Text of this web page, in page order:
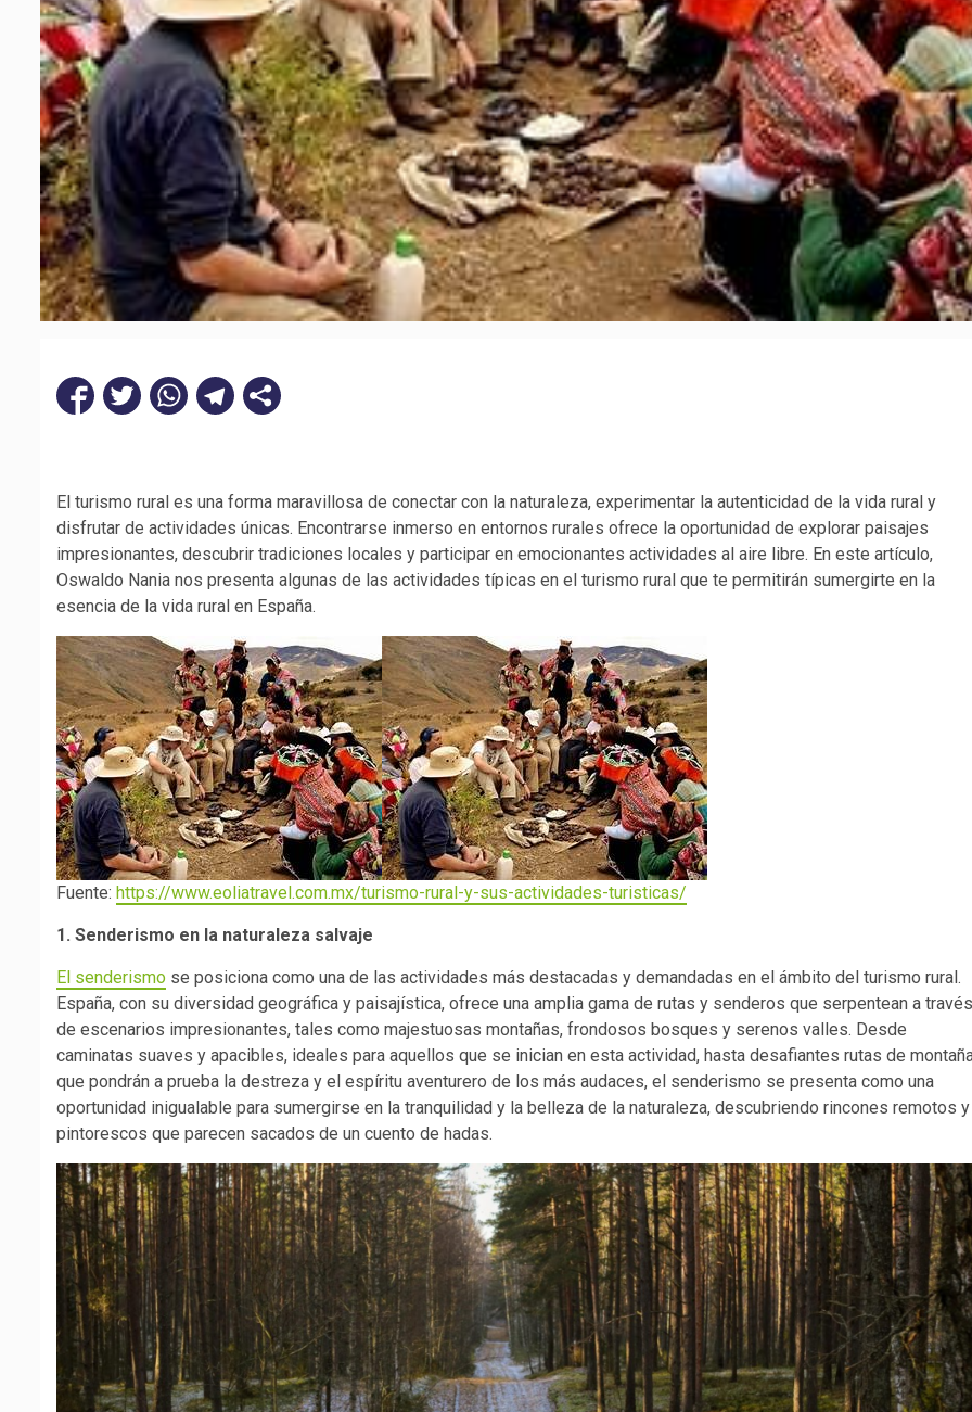
El turismo rural es una forma maravillosa de conectar con la naturaleza, experimentar la autenticidad de la vida rural y
disfrutar de actividades únicas. Encontrarse inmerso en entornos rurales ofrece la oportunidad de explorar paisajes
impresionantes, descubrir tradiciones locales y participar en emocionantes actividades al aire libre. En este artículo,
Oswaldo Nania nos presenta algunas de las actividades típicas en el turismo rural que te permitirán sumergirte en la
esencia de la vida rural en España.
Fuente: https://www.eoliatravel.com.mx/turismo-rural-y-sus-actividades-turisticas/
1. Senderismo en la naturaleza salvaje
El senderismo se posiciona como una de las actividades más destacadas y demandadas en el ámbito del turismo rural.
España, con su diversidad geográfica y paisajística, ofrece una amplia gama de rutas y senderos que serpentean a través
de escenarios impresionantes, tales como majestuosas montañas, frondosos bosques y serenos valles. Desde
caminatas suaves y apacibles, ideales para aquellos que se inician en esta actividad, hasta desafiantes rutas de
que pondrán a prueba la destreza y el espíritu aventurero de los más audaces, el senderismo se presenta como una
oportunidad inigualable para sumergirse en la tranquilidad y la belleza de la naturaleza, descubriendo rincones remotos y
pintorescos que parecen sacados de un cuento de hadas.